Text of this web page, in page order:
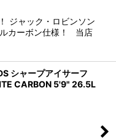
ジャック・ロビンソン
カーボン仕様！ 当店
シャープアイサーフ
CARBON 5'9" 26.5L